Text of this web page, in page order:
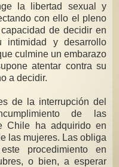
la libertad sexual y
con ello el pleno
de decidir en
intimidad y desarrollo
culmine un embarazo
atentar contra su
a decidir.
de la interrupción del
de las
Chile ha adquirido en
las mujeres. Las obliga
procedimiento en
o bien, a esperar